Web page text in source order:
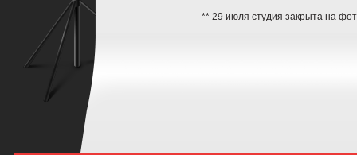
** 29 июля студия закрыта на